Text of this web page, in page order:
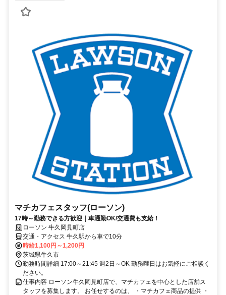
マチカフェスタッフ(ローソン)
17時～勤務できる方歓迎｜車通勤OK/交通費も支給！
ローソン 牛久岡見町店
交通・アクセス 牛久駅から車で10分
時給1,100円～1,200円
茨城県牛久市
勤務時間詳細 17:00～21:45 週2日～OK 勤務曜日はお気軽にご相談く
ださい。
仕事内容 ローソン牛久岡見町店で、マチカフェを中心とした店舗ス
タッフを募集します。 お任せするのは、 ・マチカフェ商品の提供 ・